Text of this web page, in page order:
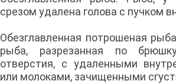
срезом удалена голова с пучком
Обезглавленная потрошеная
рыба, разрезанная по
отверстия, с удаленными
или молоками, зачищенными